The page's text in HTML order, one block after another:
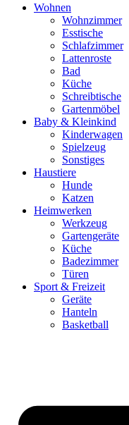
Wohnen
Wohnzimmer
Esstische
Schlafzimmer
Lattenroste
Bad
Küche
Schreibtische
Gartenmöbel
Baby & Kleinkind
Kinderwagen
Spielzeug
Sonstiges
Haustiere
Hunde
Katzen
Heimwerken
Werkzeug
Gartengeräte
Küche
Badezimmer
Türen
Sport & Freizeit
Geräte
Hanteln
Basketball